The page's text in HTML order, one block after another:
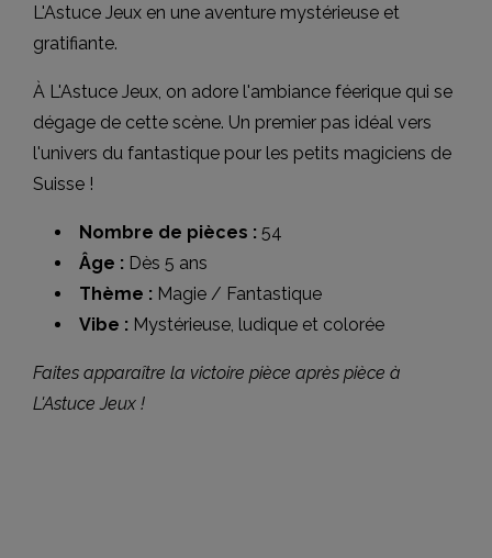
L'Astuce Jeux en une aventure mystérieuse et
gratifiante.
À L'Astuce Jeux, on adore l'ambiance féerique qui se
dégage de cette scène. Un premier pas idéal vers
l'univers du fantastique pour les petits magiciens de
Suisse !
Nombre de pièces : 54
Âge : Dès 5 ans
Thème : Magie / Fantastique
Vibe : Mystérieuse, ludique et colorée
Faites apparaître la victoire pièce après pièce à
L'Astuce Jeux !